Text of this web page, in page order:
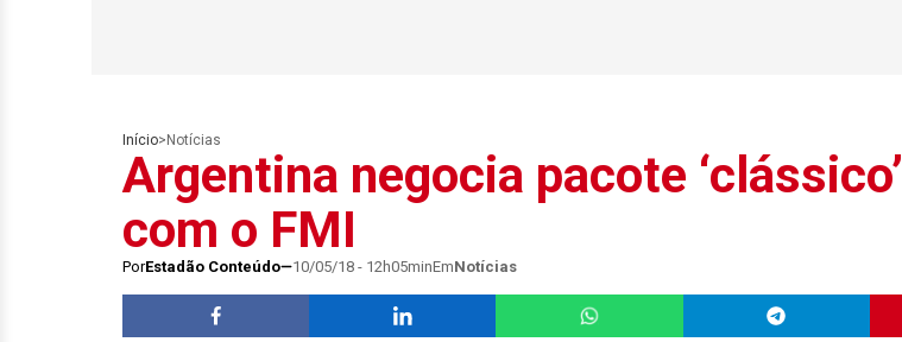
Início> Notícias
Argentina negocia pacote ‘clássico’
com o FMI
PorEstadão Conteúdo 10/05/18 - 12h05minEmNotícias